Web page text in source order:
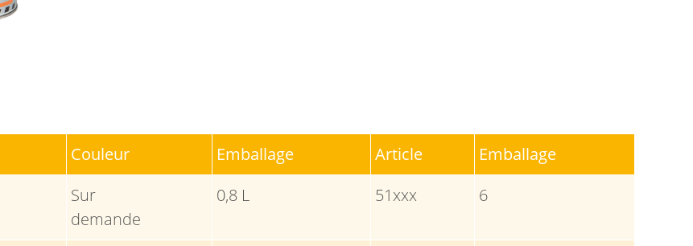
Couleur Emballage Article
Emballage
Sur
demande
0,8 L 51xxx 6